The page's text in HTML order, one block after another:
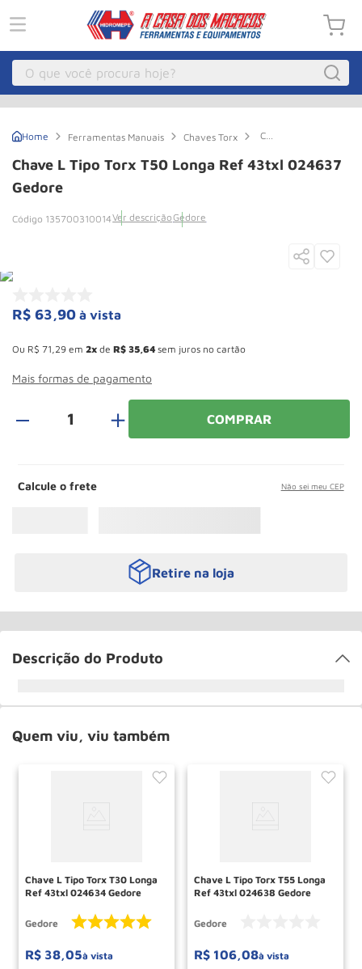
O que você procura hoje?
Ferramentas Manuais Chaves Torx
Chave
Tipo
Torx
Chave L Tipo Torx T50 Longa Ref 43txl 024637
Gedore
135700310014Ver descriçãoGedore
R$ 63,90 à vista
Ou R$ 71 29 em 2 de R$ 35 64 sem juros no cartão
Mais formas de pagamento
＋ COMPRAR
Calcule o frete Não sei meu CEP
Retire na loja
Descrição do Produto
Quem viu, viu também
Chave L Tipo Torx T30 Longa
Ref 43txl 024634 Gedore
Gedore
R$ 38,05à vista
Chave L Tipo Torx T55 Longa
Ref 43txl 024638 Gedore
Gedore
R$ 106,08à vista
º Macaco Hidraulico
8 º Talha
9º Rodizio
10 º